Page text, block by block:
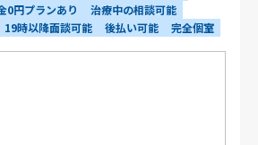
0円プランあり
治療中の相談可能
19時以降面談可能 後払い可能 完全個室